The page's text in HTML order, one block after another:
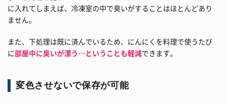
に入れてしまえば、冷凍室の中で臭いがすることはほとんどあり
ません。
また、下処理は既に済んでいるため、にんにくを料理で使うたび
に部屋中に臭いが漂う…ということも軽減できます。
変色させないで保存が可能